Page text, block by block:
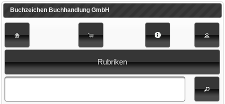
Buchzeichen Buchhandlung GmbH
Rubriken